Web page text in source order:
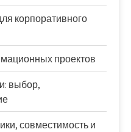
корпоративного
проектов
выбор,
совместимость и